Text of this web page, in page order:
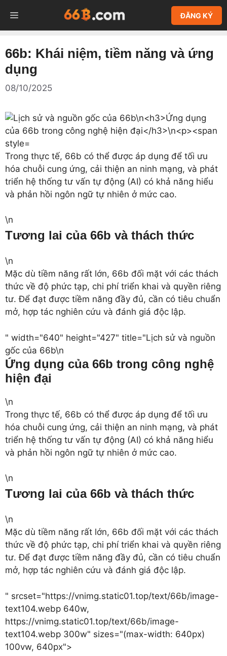
đến
nội
ĐĂNG KÝ
MENU
66b: Khái niệm, tiềm năng và ứng
dụng
08/10/2025
Trong thực tế, 66b có thể được áp dụng để tối ưu
hóa chuỗi cung ứng, cải thiện an ninh mạng, và phát
triển hệ thống tư vấn tự động (AI) có khả năng hiểu
và phản hồi ngôn ngữ tự nhiên ở mức cao.
\n
Tương lai của 66b và thách thức
\n
Mặc dù tiềm năng rất lớn, 66b đối mặt với các thách
thức về độ phức tạp, chi phí triển khai và quyền riêng
tư. Để đạt được tiềm năng đầy đủ, cần có tiêu chuẩn
mở, hợp tác nghiên cứu và đánh giá độc lập.
" width="640" height="427" title="Lịch sử và nguồn
gốc của 66b\n
Ứng dụng của 66b trong công nghệ
hiện đại
\n
Trong thực tế, 66b có thể được áp dụng để tối ưu
hóa chuỗi cung ứng, cải thiện an ninh mạng, và phát
triển hệ thống tư vấn tự động (AI) có khả năng hiểu
và phản hồi ngôn ngữ tự nhiên ở mức cao.
\n
Tương lai của 66b và thách thức
\n
Mặc dù tiềm năng rất lớn, 66b đối mặt với các thách
thức về độ phức tạp, chi phí triển khai và quyền riêng
tư. Để đạt được tiềm năng đầy đủ, cần có tiêu chuẩn
mở, hợp tác nghiên cứu và đánh giá độc lập.
" srcset="https://vnimg.static01.top/text/66b/image-
text104.webp 640w,
https://vnimg.static01.top/text/66b/image-
text104.webp 300w" sizes="(max-width: 640px)
100vw, 640px">